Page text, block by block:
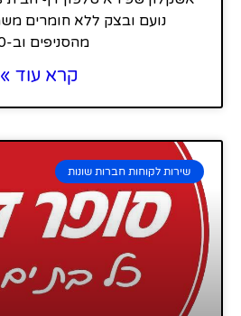
מהסניפים וב-20
קרא עוד »
שירות לקוחות חברות שונות